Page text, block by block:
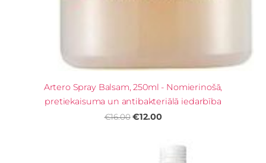
Artero Spray Balsam, 250ml - Nomierinošā,
pretiekaisuma un antibakteriālā iedarbība
€16.00 €12.00